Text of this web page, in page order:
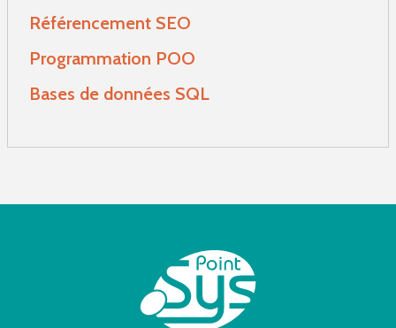
Référencement SEO
Programmation POO
Bases de données SQL